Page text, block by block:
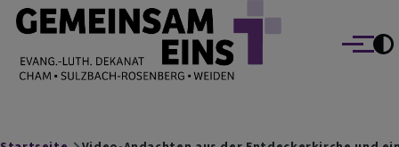
Direkt zum Inhalt
EVANG.-LUTH. DEKANAT GEMEINSAM EINS
Cham Sulzbach-Rosenberg Weiden
Menü